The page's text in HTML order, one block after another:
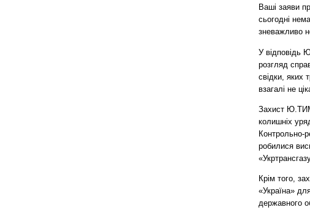
Ваші заяви
сьогодні
зневажливо
У
розгляд
свідки, яких
взагалі не
Захист
колишніх
Контрольно-
робилися
Крім того,
«Україна»
державного